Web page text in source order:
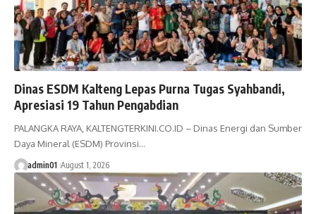
Dinas ESDM Kalteng Lepas Purna Tugas Syahbandi,
Apresiasi 19 Tahun Pengabdian
PALANGKA RAYA, KALTENGTERKINI.CO.ID – Dinas Energi dan Sumber
Daya Mineral (ESDM) Provinsi…
admin01 August 1, 2026